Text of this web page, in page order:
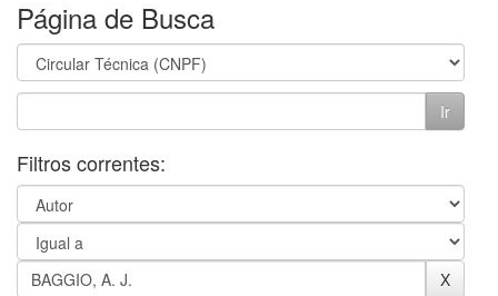
Página de Busca
Filtros correntes: